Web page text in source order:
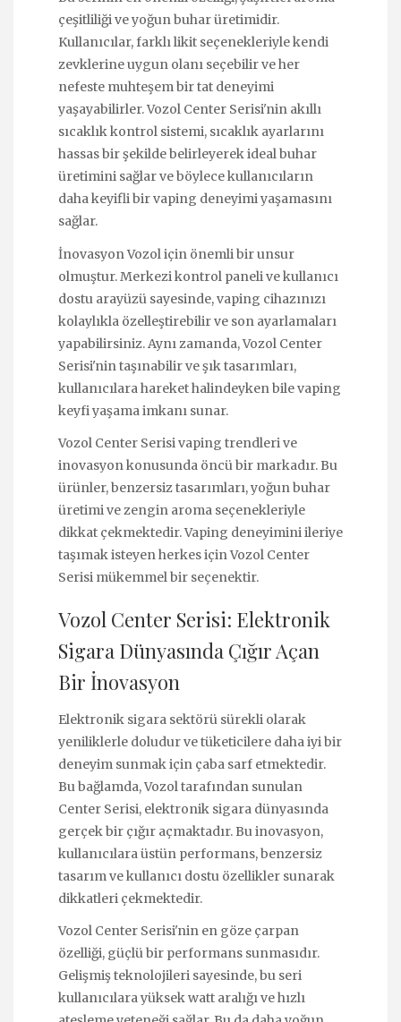
çeşitliliği ve yoğun buhar üretimidir.
Kullanıcılar, farklı likit seçenekleriyle kendi
zevklerine uygun olanı seçebilir ve her
nefeste muhteşem bir tat deneyimi
yaşayabilirler. Vozol Center Serisi'nin akıllı
sıcaklık kontrol sistemi, sıcaklık ayarlarını
hassas bir şekilde belirleyerek ideal buhar
üretimini sağlar ve böylece kullanıcıların
daha keyifli bir vaping deneyimi yaşamasını
sağlar.
İnovasyon Vozol için önemli bir unsur
olmuştur. Merkezi kontrol paneli ve kullanıcı
dostu arayüzü sayesinde, vaping cihazınızı
kolaylıkla özelleştirebilir ve son ayarlamaları
yapabilirsiniz. Aynı zamanda, Vozol Center
Serisi'nin taşınabilir ve şık tasarımları,
kullanıcılara hareket halindeyken bile vaping
keyfi yaşama imkanı sunar.
Vozol Center Serisi vaping trendleri ve
inovasyon konusunda öncü bir markadır. Bu
ürünler, benzersiz tasarımları, yoğun buhar
üretimi ve zengin aroma seçenekleriyle
dikkat çekmektedir. Vaping deneyimini ileriye
taşımak isteyen herkes için Vozol Center
Serisi mükemmel bir seçenektir.
Vozol Center Serisi: Elektronik
Sigara Dünyasında Çığır Açan
Bir İnovasyon
Elektronik sigara sektörü sürekli olarak
yeniliklerle doludur ve tüketicilere daha iyi bir
deneyim sunmak için çaba sarf etmektedir.
Bu bağlamda, Vozol tarafından sunulan
Center Serisi, elektronik sigara dünyasında
gerçek bir çığır açmaktadır. Bu inovasyon,
kullanıcılara üstün performans, benzersiz
tasarım ve kullanıcı dostu özellikler sunarak
dikkatleri çekmektedir.
Vozol Center Serisi'nin en göze çarpan
özelliği, güçlü bir performans sunmasıdır.
Gelişmiş teknolojileri sayesinde, bu seri
kullanıcılara yüksek watt aralığı ve hızlı